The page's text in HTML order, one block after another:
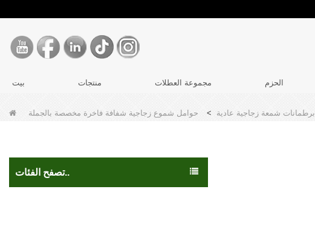
بيت منتجات مجموعة العطلات الحزم
برطمانات شمعة زجاجية عادية > حوامل شموع زجاجية شفافة فاخرة مخصصة بالجملة
تصفح الفئات..